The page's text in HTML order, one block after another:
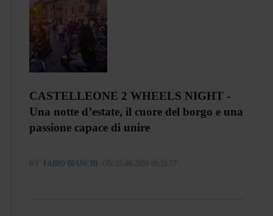
CASTELLEONE 2 WHEELS NIGHT -
Una notte d’estate, il cuore del borgo e una
passione capace di unire
BY FABIO BIANCHI ON 03-08-2026 08:10:57